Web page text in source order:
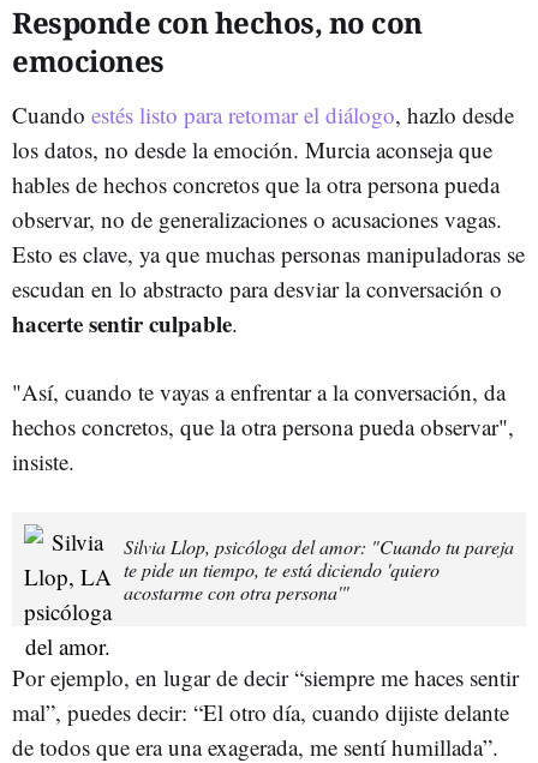
Responde con hechos, no con
emociones
Cuando estés listo para retomar el diálogo, hazlo desde
los datos, no desde la emoción. Murcia aconseja que
hables de hechos concretos que la otra persona pueda
observar, no de generalizaciones o acusaciones vagas.
Esto es clave, ya que muchas personas manipuladoras se
escudan en lo abstracto para desviar la conversación o
hacerte sentir culpable.
"Así, cuando te vayas a enfrentar a la conversación, da
hechos concretos, que la otra persona pueda observar",
insiste.
Silvia Llop, psicóloga del amor: "Cuando tu pareja
te pide un tiempo, te está diciendo 'quiero
acostarme con otra persona'"
Por ejemplo, en lugar de decir “siempre me haces sentir
mal”, puedes decir: “El otro día, cuando dijiste delante
de todos que era una exagerada, me sentí humillada”.